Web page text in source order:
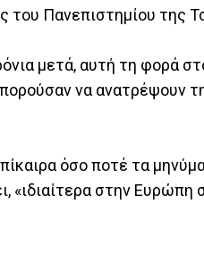
του Πανεπιστημίου της
μετά, αυτή τη φορά
να ανατρέψουν
όσο ποτέ τα
στην Ευρώπη